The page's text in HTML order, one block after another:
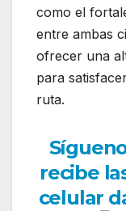
como el
entre ambas
ofrecer una
para
ruta.
recibe
celular